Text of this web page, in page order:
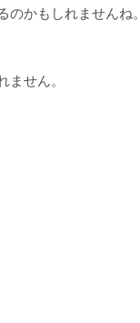
かもしれませんね。
せん。